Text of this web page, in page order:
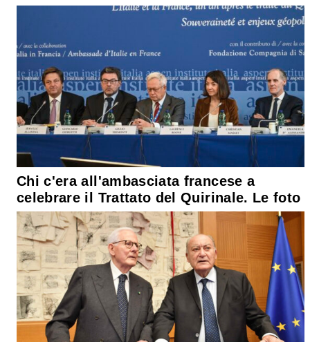
Chi c'era all'ambasciata francese a
celebrare il Trattato del Quirinale. Le foto